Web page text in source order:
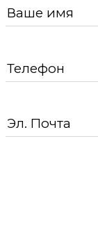
Ваше имя
Телефон
Эл. Почта